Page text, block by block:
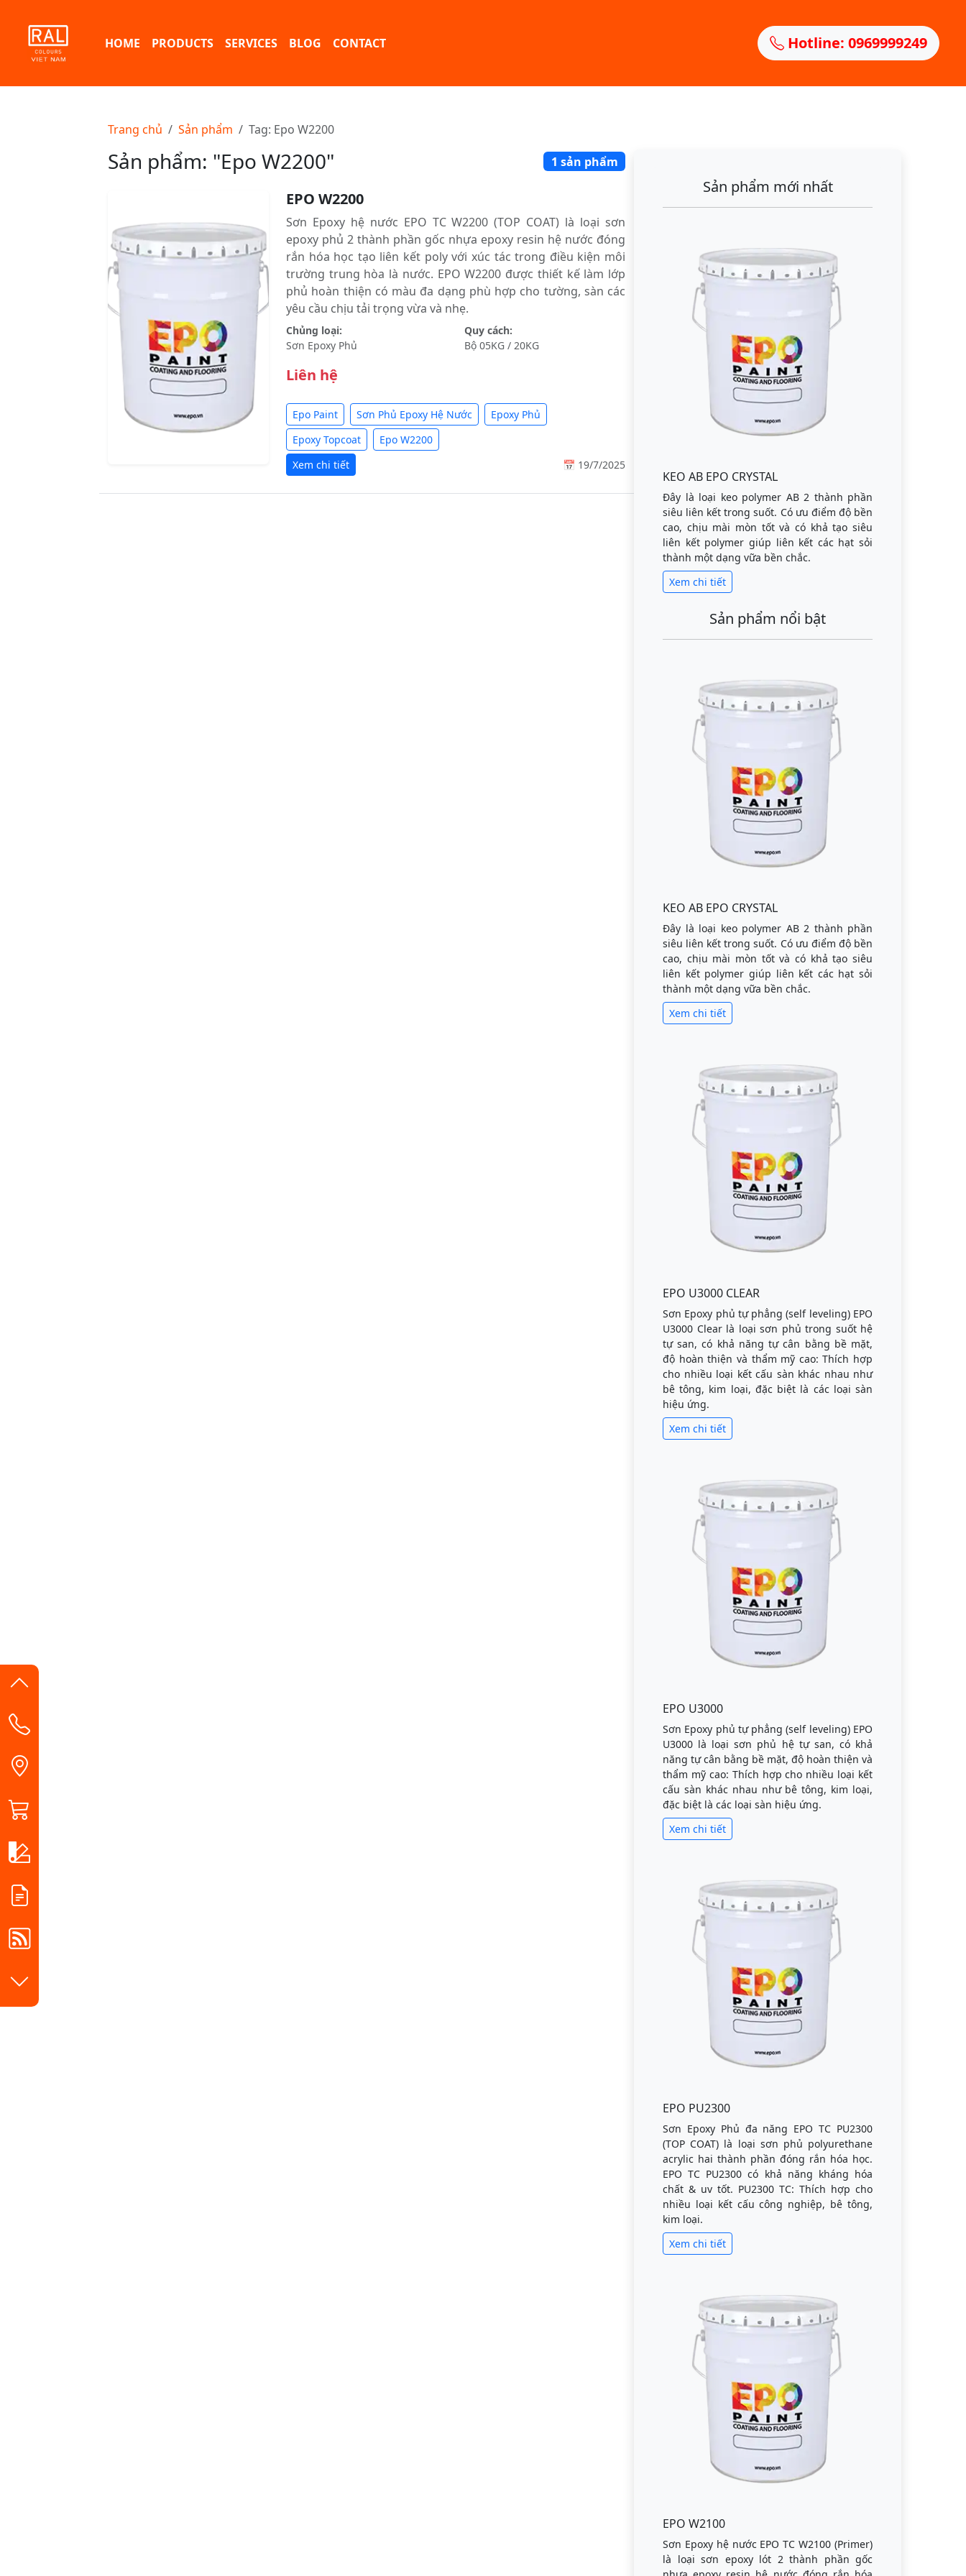
HOME PRODUCTS SERVICES BLOG CONTACT Hotline: 0969999249
Trang chủ Sản phẩm Tag: Epo W2200
Sản phẩm: "Epo W2200" 1 sản phẩm
EPO W2200
Sơn Epoxy hệ nước EPO TC W2200 (TOP COAT) là loại sơn
epoxy phủ 2 thành phần gốc nhựa epoxy resin hệ nước đóng
rắn hóa học tạo liên kết poly với xúc tác trong điều kiện môi
trường trung hòa là nước. EPO W2200 được thiết kế làm lớp
phủ hoàn thiện có màu đa dạng phù hợp cho tường, sàn các
yêu cầu chịu tải trọng vừa và nhẹ.
Chủng loại:
Sơn Epoxy Phủ
Quy cách:
Bộ 05KG / 20KG
Liên hệ
Epo Paint Sơn Phủ Epoxy Hệ Nước
Epoxy Phủ
Epoxy Topcoat
Epo W2200
Xem chi tiết
📅 19/7/2025
Sản phẩm mới nhất
KEO AB EPO CRYSTAL
Đây là loại keo polymer AB 2 thành phần
siêu liên kết trong suốt. Có ưu điểm độ bền
cao, chịu mài mòn tốt và có khả tạo siêu
liên kết polymer giúp liên kết các hạt sỏi
thành một dạng vữa bền chắc.
Xem chi tiết
Sản phẩm nổi bật
KEO AB EPO CRYSTAL
Đây là loại keo polymer AB 2 thành phần
siêu liên kết trong suốt. Có ưu điểm độ bền
cao, chịu mài mòn tốt và có khả tạo siêu
liên kết polymer giúp liên kết các hạt sỏi
thành một dạng vữa bền chắc.
Xem chi tiết
EPO U3000 CLEAR
Sơn Epoxy phủ tự phẳng (self leveling) EPO
U3000 Clear là loại sơn phủ trong suốt hệ
tự san, có khả năng tự cân bằng bề mặt,
độ hoàn thiện và thẩm mỹ cao: Thích hợp
cho nhiều loại kết cấu sàn khác nhau như
bê tông, kim loại, đặc biệt là các loại sàn
hiệu ứng.
Xem chi tiết
EPO U3000
Sơn Epoxy phủ tự phẳng (self leveling) EPO
U3000 là loại sơn phủ hệ tự san, có khả
năng tự cân bằng bề mặt, độ hoàn thiện và
thẩm mỹ cao: Thích hợp cho nhiều loại kết
cấu sàn khác nhau như bê tông, kim loại,
đặc biệt là các loại sàn hiệu ứng.
Xem chi tiết
EPO PU2300
Sơn Epoxy Phủ đa năng EPO TC PU2300
(TOP COAT) là loại sơn phủ polyurethane
acrylic hai thành phần đóng rắn hóa học.
EPO TC PU2300 có khả năng kháng hóa
chất & uv tốt. PU2300 TC: Thích hợp cho
nhiều loại kết cấu công nghiệp, bê tông,
kim loại.
Xem chi tiết
EPO W2100
Sơn Epoxy hệ nước EPO TC W2100 (Primer)
là loại sơn epoxy lót 2 thành phần gốc